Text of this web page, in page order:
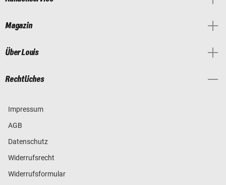
Magazin
Über Louis
Rechtliches
Impressum
AGB
Datenschutz
Widerrufsrecht
Widerrufsformular